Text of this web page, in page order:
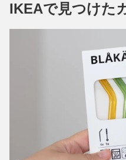
IKEAで見つけた